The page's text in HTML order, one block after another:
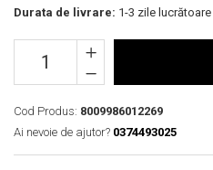
Vata demachianta
Durata de livrare: 1-3 zile lucrătoare
Cod Produs: 8009986012269
Ai nevoie de ajutor? 0374493025